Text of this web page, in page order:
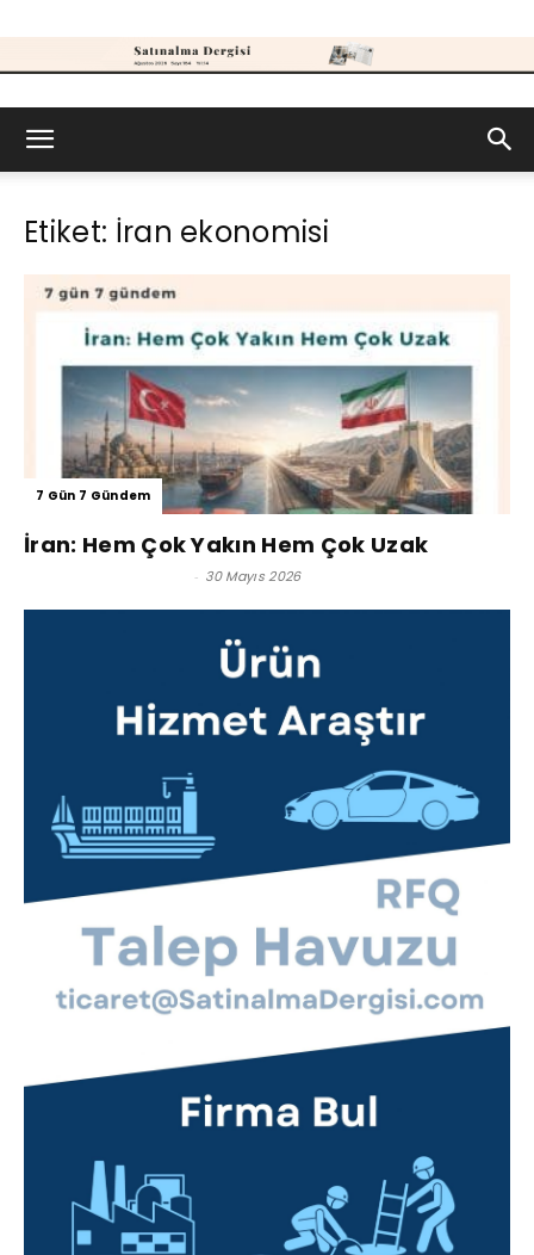
Dergisi
Etiket: İran ekonomisi
7 Gün 7 Gündem
İran: Hem Çok Yakın Hem Çok Uzak
- 30 Mayıs 2026